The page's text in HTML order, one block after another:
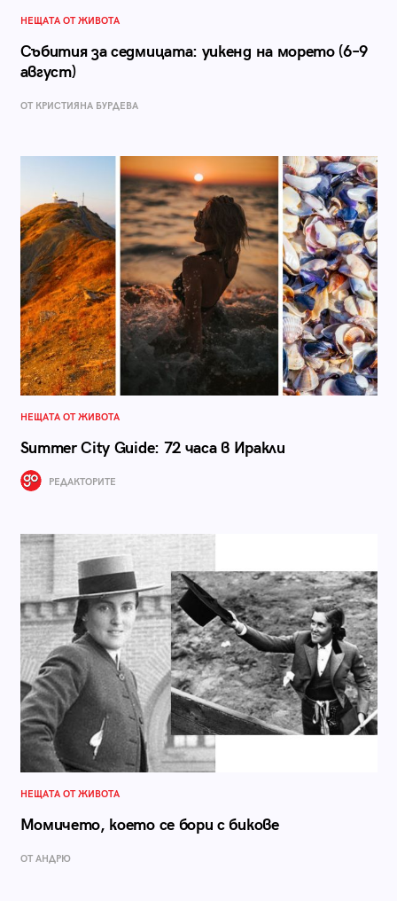
НЕЩАТА ОТ ЖИВОТА
Събития за седмицата: уикенд на морето (6–9
август)
ОТ КРИСТИЯНА БУРДЕВА
НЕЩАТА ОТ ЖИВОТА
Summer City Guide: 72 часа в Иракли
РЕДАКТОРИТЕ
НЕЩАТА ОТ ЖИВОТА
Момичето, което се бори с бикове
ОТ АНДРЮ